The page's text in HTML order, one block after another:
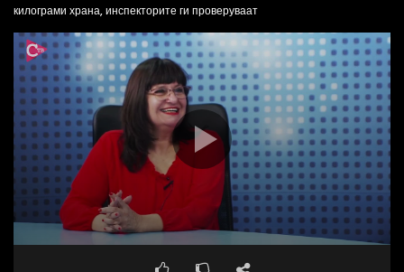
килограми храна, инспекторите ги проверуваат